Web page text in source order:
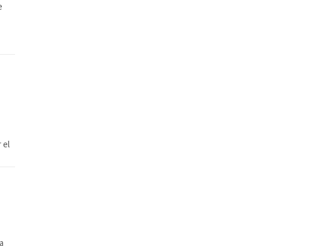
el